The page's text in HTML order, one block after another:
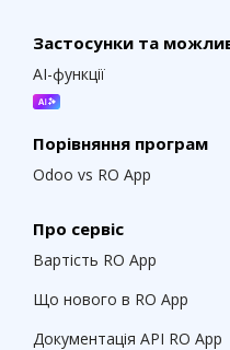
Застосунки та
AI-функції
Порівняння програм
Odoo vs RO App
Про сервіс
Вартість RO App
Що нового в RO App
Документація API RO App